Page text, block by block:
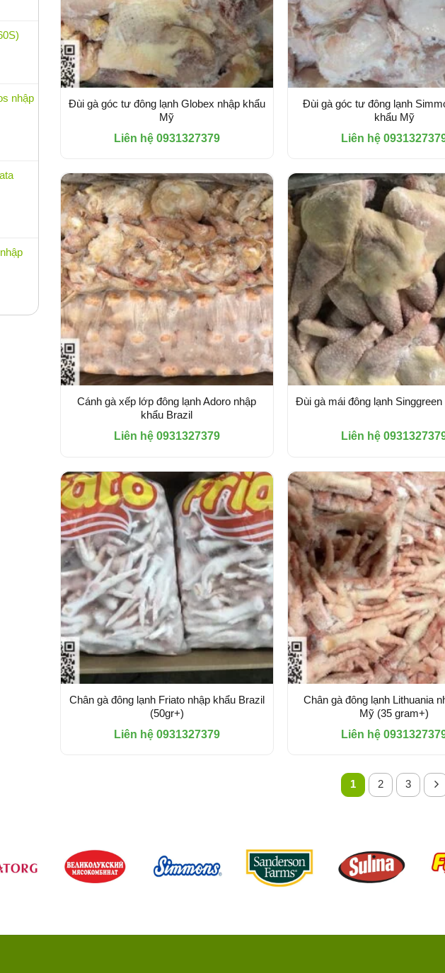
nhập
Đùi gà góc tư đông lạnh Globex nhập khẩu
Mỹ
Liên hệ 0931327379
Đùi gà góc tư đông lạnh
khẩu Mỹ
Liên hệ
Cánh gà xếp lớp đông lạnh Adoro nhập
khẩu Brazil
Liên hệ 0931327379
Đùi gà mái đông lạnh Singgreen
Liên hệ
Chân gà đông lạnh Friato nhập khẩu Brazil
(50gr+)
Liên hệ 0931327379
Chân gà đông lạnh Lithuania
Mỹ (35 gram+)
Liên hệ
1 2 3